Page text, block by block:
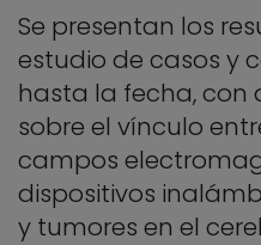
Se presentan los
estudio de casos y
hasta la fecha, con
sobre el vínculo
campos
dispositivos
y tumores en el